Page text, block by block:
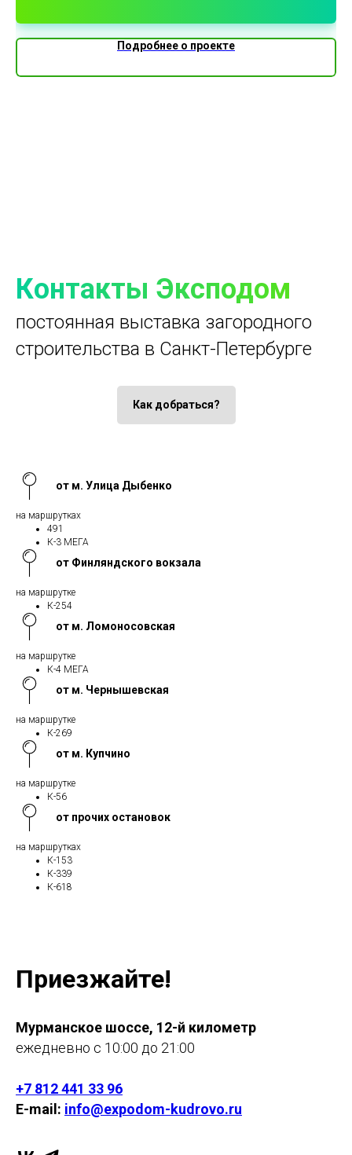
Подробнее о проекте
Контакты Эксподом
постоянная выставка загородного
строительства в Санкт-Петербурге
Как добраться?
от м. Улица Дыбенко
на маршрутках
491
К-3 МЕГА
от Финляндского вокзала
на маршрутке
К-254
от м. Ломоносовская
на маршрутке
К-4 МЕГА
от м. Чернышевская
на маршрутке
К-269
от м. Купчино
на маршрутке
К-56
от прочих остановок
на маршрутках
К-153
К-339
К-618
Приезжайте!
Мурманское шоссе, 12-й километр
ежедневно с 10:00 до 21:00
+7 812 441 33 96
E-mail: info@expodom-kudrovo.ru